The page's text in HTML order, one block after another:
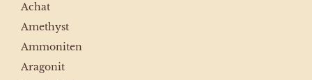
Achat
Amethyst
Ammoniten
Aragonit